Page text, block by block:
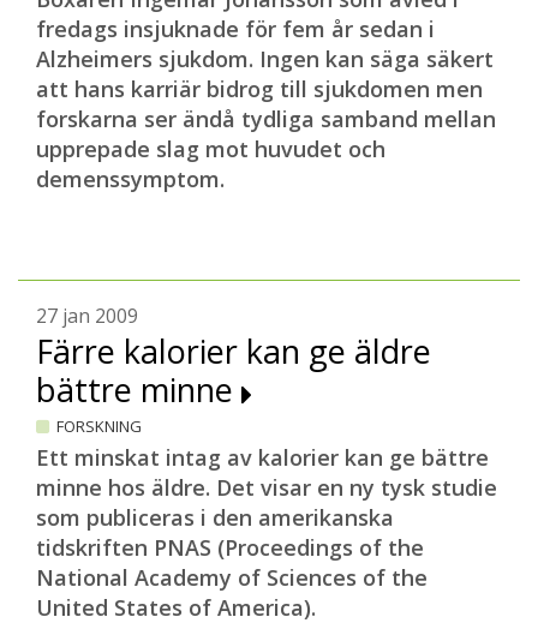
fredags insjuknade för fem år sedan i
Alzheimers sjukdom. Ingen kan säga säkert
att hans karriär bidrog till sjukdomen men
forskarna ser ändå tydliga samband mellan
upprepade slag mot huvudet och
demenssymptom.
27 jan 2009
Färre kalorier kan ge äldre
bättre minne
FORSKNING
Ett minskat intag av kalorier kan ge bättre
minne hos äldre. Det visar en ny tysk studie
som publiceras i den amerikanska
tidskriften PNAS (Proceedings of the
National Academy of Sciences of the
United States of America).